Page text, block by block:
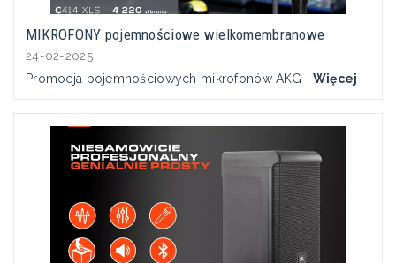
MIKROFONY pojemnościowe wielkomembranowe
24-02-2025
Promocja pojemnościowych mikrofonów AKG Więcej